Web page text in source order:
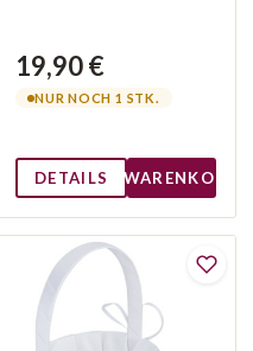
19,90 €
NUR NOCH 1 STK.
DETAILS WARENKORB